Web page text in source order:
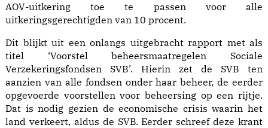
AOV-uitkering toe te passen voor alle
uitkeringsgerechtigden van 10 procent.
Dit blijkt uit een onlangs uitgebracht rapport met als
titel ‘Voorstel beheersmaatregelen Sociale
Verzekeringsfondsen SVB’. Hierin zet de SVB ten
aanzien van alle fondsen onder haar beheer, de eerder
opgevoerde voorstellen voor beheersing op een rijtje.
Dat is nodig gezien de economische crisis waarin het
land verkeert, aldus de SVB. Eerder schreef deze krant